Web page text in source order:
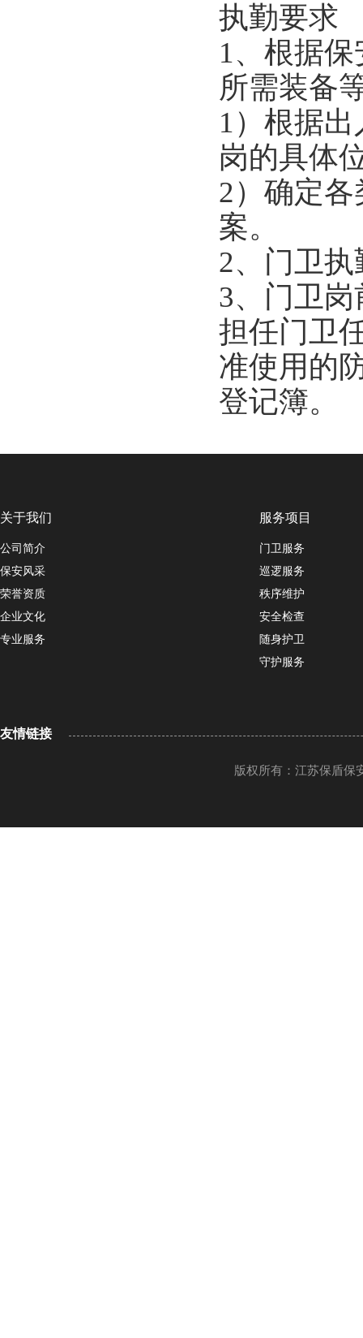
执勤要求
1、根据
所需装备
1）根据
岗的具体
2）确定
案。
2、门卫
3、门卫岗
担任门卫
准使用的
登记簿。
关于我们
公司简介
保安风采
荣誉资质
企业文化
专业服务
服务项目
门卫服务
巡逻服务
秩序维护
安全检查
随身护卫
守护服务
友情链接
版权所有：江苏保盾保